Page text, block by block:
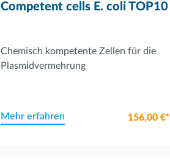
Competent cells E. coli TOP10
Chemisch kompetente Zellen für die
Plasmidvermehrung
Mehr erfahren 156,00 €*